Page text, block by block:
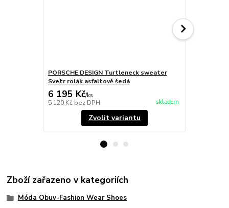
PORSCHE DESIGN Turtleneck sweater
Svetr rolák asfaltově šedá
6 195 Kč/ks
5 120 Kč bez DPH skladem
Zvolit variantu
Zboží zařazeno v kategoriích
Móda Obuv-Fashion Wear Shoes